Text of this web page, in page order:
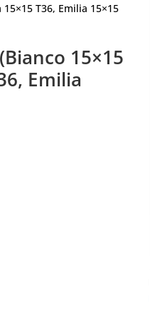
T36, Emilia 15×15
15×15
Emilia